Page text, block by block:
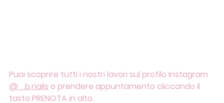
Puoi scoprire tutti i nostri lavori sul profilo Instagram
@_.b.nails o prendere appuntamento cliccando il
tasto PRENOTA in alto.